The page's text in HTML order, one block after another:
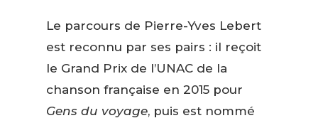
Le parcours de Pierre-Yves Lebert
est reconnu par ses pairs : il reçoit
le Grand Prix de l’UNAC de la
chanson française en 2015 pour
Gens du voyage, puis est nommé